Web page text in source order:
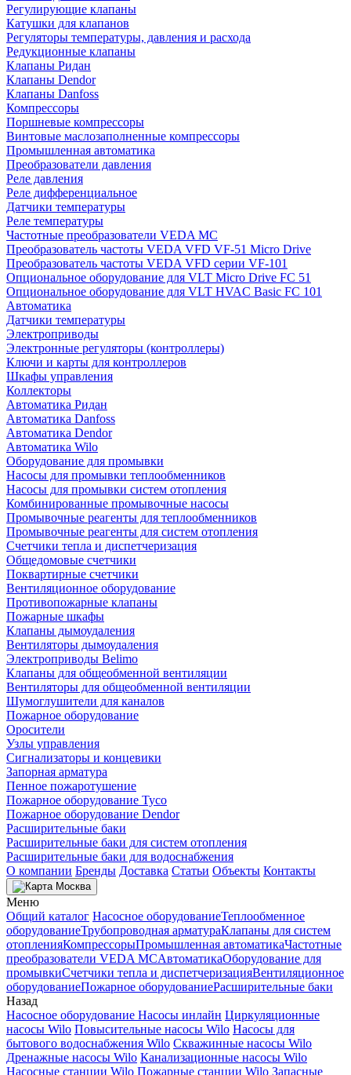
Регулирующие клапаны
Катушки для клапанов
Регуляторы температуры, давления и расхода
Редукционные клапаны
Клапаны Ридан
Клапаны Dendor
Клапаны Danfoss
Компрессоры
Поршневые компрессоры
Винтовые маслозаполненные компрессоры
Промышленная автоматика
Преобразователи давления
Реле давления
Реле дифференциальное
Датчики температуры
Реле температуры
Частотные преобразователи VEDA MC
Преобразователь частоты VEDA VFD VF-51 Micro Drive
Преобразователь частоты VEDA VFD серии VF-101
Опциональное оборудование для VLT Micro Drive FC 51
Опциональное оборудование для VLT HVAC Basic FC 101
Автоматика
Датчики температуры
Электроприводы
Электронные регуляторы (контроллеры)
Ключи и карты для контроллеров
Шкафы управления
Коллекторы
Автоматика Ридан
Автоматика Danfoss
Автоматика Dendor
Автоматика Wilo
Оборудование для промывки
Насосы для промывки теплообменников
Насосы для промывки систем отопления
Комбинированные промывочные насосы
Промывочные реагенты для теплообменников
Промывочные реагенты для систем отопления
Счетчики тепла и диспетчеризация
Общедомовые счетчики
Поквартирные счетчики
Вентиляционное оборудование
Противопожарные клапаны
Пожарные шкафы
Клапаны дымоудаления
Вентиляторы дымоудаления
Электроприводы Belimo
Клапаны для общеобменной вентиляции
Вентиляторы для общеобменной вентиляции
Шумоглушители для каналов
Пожарное оборудование
Оросители
Узлы управления
Сигнализаторы и концевики
Запорная арматура
Пенное пожаротушение
Пожарное оборудование Tyco
Пожарное оборудование Dendor
Расширительные баки
Расширительные баки для систем отопления
Расширительные баки для водоснабжения
О компании Бренды Доставка Статьи Объекты Контакты
Москва
Меню
Общий каталог Насосное оборудованиеТеплообменное
оборудованиеТрубопроводная арматураКлапаны для систем
отопленияКомпрессорыПромышленная автоматикаЧастотные
преобразователи VEDA MCАвтоматикаОборудование для
промывкиСчетчики тепла и диспетчеризацияВентиляционное
оборудованиеПожарное оборудованиеРасширительные баки
Назад
Насосное оборудование Насосы инлайн Циркуляционные
насосы Wilo Повысительные насосы Wilo Насосы для
бытового водоснабжения Wilo Скважинные насосы Wilo
Дренажные насосы Wilo Канализационные насосы Wilo
Насосные станции Wilo Пожарные станции Wilo Запасные